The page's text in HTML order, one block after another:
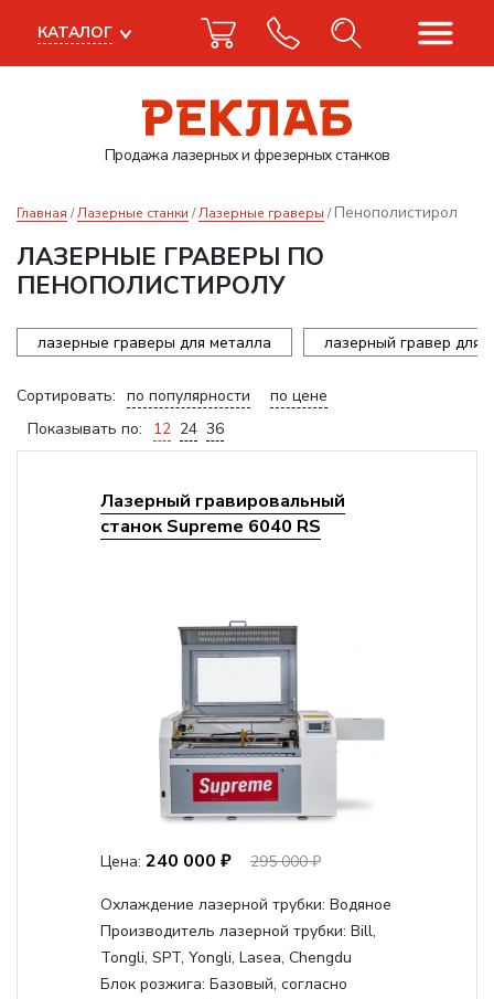
Продажа лазерныхи фрезерных станков
КАТАЛОГ
Главная Лазерные станки Лазерные граверы Пенополистирол
ЛАЗЕРНЫЕ ГРАВЕРЫ ПО
ПЕНОПОЛИСТИРОЛУ
лазерные граверы для металла лазерный гравер для
Сортировать: по популярности
по цене
Показывать по:
12 24 36
Лазерный гравировальный
станок Supreme 6040 RS
Цена: 240 000 ₽ 295 000 ₽
Охлаждение лазерной трубки: Водяное
Производитель лазерной трубки: Bill,
Tongli, SPT, Yongli, Lasea, Chengdu
Блок розжига: Базовый, согласно